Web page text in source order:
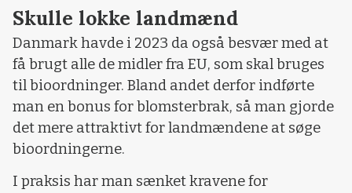
Skulle lokke landmænd
Danmark havde i 2023 da også besvær med at
få brugt alle de midler fra EU, som skal bruges
til bioordninger. Bland andet derfor indførte
man en bonus for blomsterbrak, så man gjorde
det mere attraktivt for landmændene at søge
bioordningerne.
I praksis har man sænket kravene for